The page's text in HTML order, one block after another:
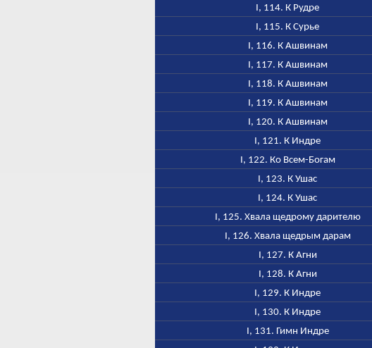
I, 114. К Рудре
I, 115. К Сурье
I, 116. К Ашвинам
I, 117. К Ашвинам
I, 118. К Ашвинам
I, 119. К Ашвинам
I, 120. К Ашвинам
I, 121. К Индре
I, 122. Ко Всем-Богам
I, 123. К Ушас
I, 124. К Ушас
I, 125. Хвала щедрому дарителю
I, 126. Хвала щедрым дарам
I, 127. К Агни
I, 128. К Агни
I, 129. К Индре
I, 130. К Индре
I, 131. Гимн Индре